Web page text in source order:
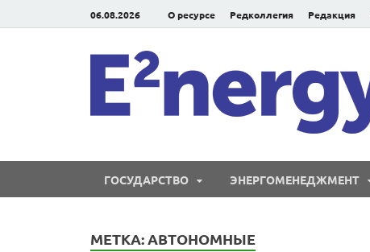
06.08.2026 О ресурсе Редколлегия Редакция
ГОСУДАРСТВО ЭНЕРГОМЕНЕДЖМЕНТ
МЕТКА:АВТОНОМНЫЕ